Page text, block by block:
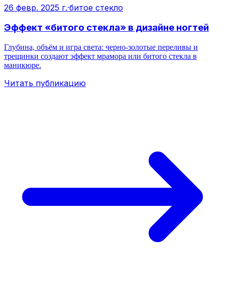
26 февр. 2025 г.·битое стекло
Эффект «битого стекла» в дизайне ногтей
Глубина, объём и игра света: черно-золотые переливы и
трещинки создают эффект мрамора или битого стекла в
маникюре.
Читать публикацию